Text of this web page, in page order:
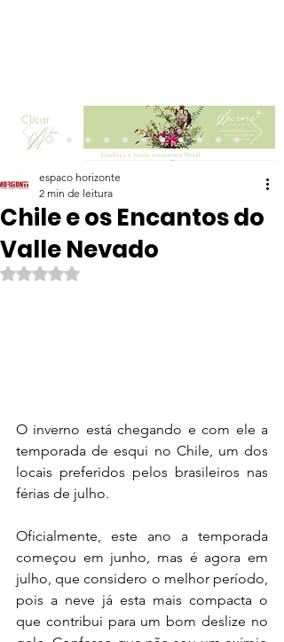
Clicar
Chile e os Encantos do
Valle Nevado
espaco horizonte
2 min de leitura
Avaliado com NaN de 5 estrelas.
O inverno está chegando e com ele a
temporada de esqui no Chile, um dos
locais preferidos pelos brasileiros nas
férias de julho.
Oficialmente, este ano a temporada
começou em junho, mas é agora em
julho, que considero o melhor período,
pois a neve já esta mais compacta o
que contribui para um bom deslize no